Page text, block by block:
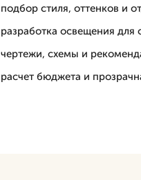
подбор стиля, оттенков и
разработка освещения для
чертежи, схемы и
расчет бюджета и